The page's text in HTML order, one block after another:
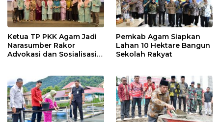
Ketua TP PKK Agam Jadi
Narasumber Rakor
Advokasi dan Sosialisasi
Pemkab Agam Siapkan
Lahan 10 Hektare Bangun
Sekolah Rakyat